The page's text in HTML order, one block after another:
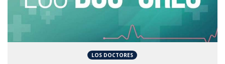
LOS DOCTORES